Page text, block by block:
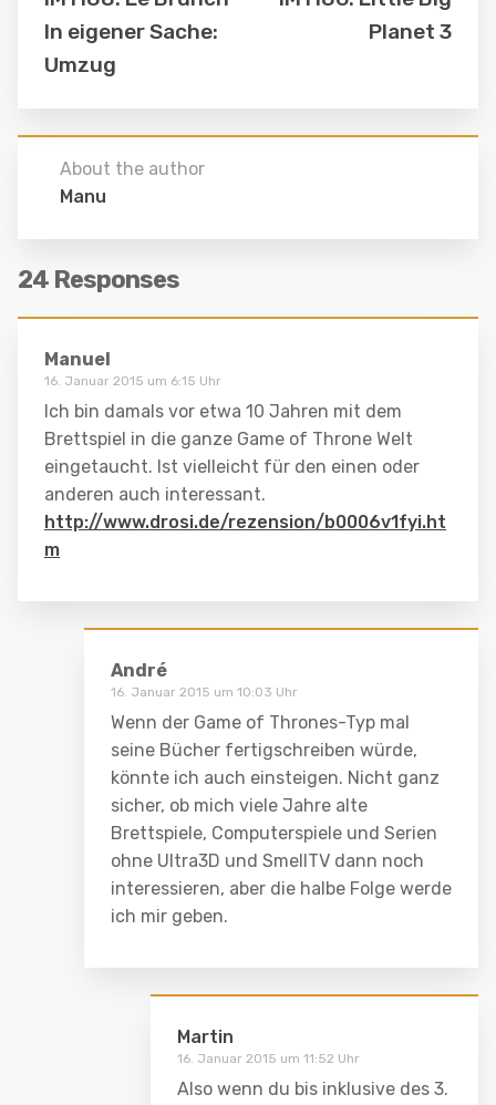
In eigener Sache:
Umzug
Planet 3
About the author
Manu
24 Responses
Manuel
16. Januar 2015 um 6:15 Uhr
Ich bin damals vor etwa 10 Jahren mit dem
Brettspiel in die ganze Game of Throne Welt
eingetaucht. Ist vielleicht für den einen oder
anderen auch interessant.
http://www.drosi.de/rezension/b0006v1fyi.ht
m
André
16. Januar 2015 um 10:03 Uhr
Wenn der Game of Thrones-Typ mal
seine Bücher fertigschreiben würde,
könnte ich auch einsteigen. Nicht ganz
sicher, ob mich viele Jahre alte
Brettspiele, Computerspiele und Serien
ohne Ultra3D und SmellTV dann noch
interessieren, aber die halbe Folge werde
ich mir geben.
Martin
16. Januar 2015 um 11:52 Uhr
Also wenn du bis inklusive des 3.